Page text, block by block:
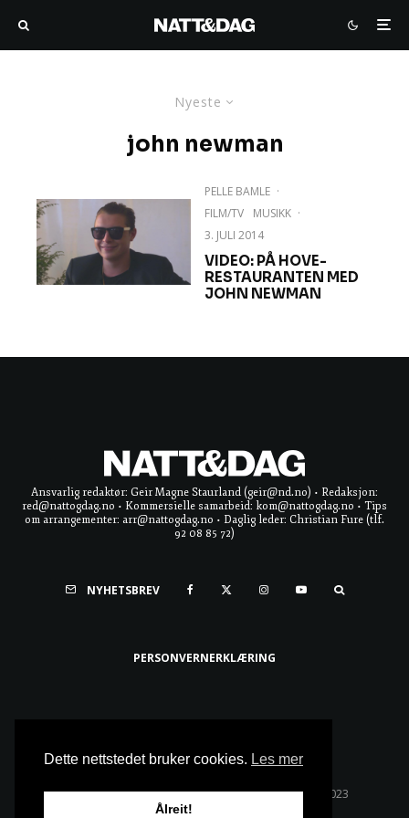
Nyeste
john newman
PELLE BAMLE ·
FILM/TV
MUSIKK ·
3. JULI 2014
VIDEO: PÅ HOVE-
RESTAURANTEN MED
JOHN NEWMAN
Ansvarlig redaktør: Geir Magne Staurland (geir@nd.no) • Redaksjon:
red@nattogdag.no • Kommersielle samarbeid: kom@nattogdag.no • Tips
om arrangementer: arr@nattogdag.no • Daglig leder: Christian Fure (tlf.
92 08 85 72)
NYHETSBREV
PERSONVERNERKLÆRING
Alle rettigheter reservert • Copyright © Natt & Dag 2023
Dette nettstedet bruker cookies. Les mer
Ålreit!